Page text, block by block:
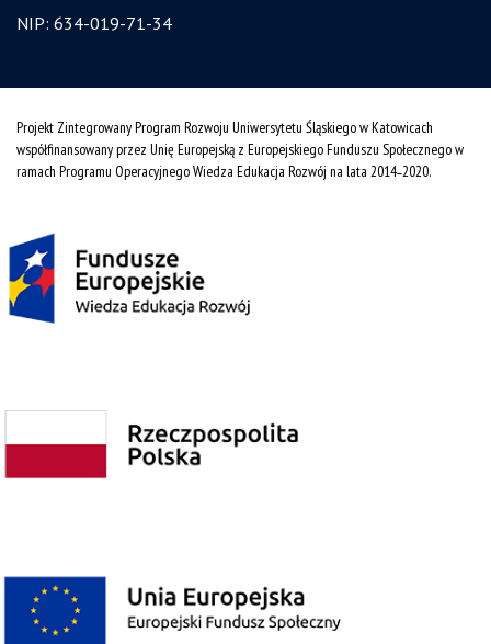
NIP: 634-019-71-34
Projekt Zintegrowany Program Rozwoju Uniwersytetu Śląskiego w Katowicach
współfinansowany przez Unię Europejską z Europejskiego Funduszu Społecznego w
ramach Programu Operacyjnego Wiedza Edukacja Rozwój na lata 2014˗2020.